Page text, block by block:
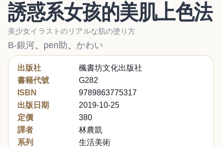
誘惑系女孩的美肌上色法
美少女イラストのリアルな肌の塗り方
B-銀河、 pen助、 かわい
出版社
楓書坊文化出版社
書籍代號
G282
ISBN
9789863775317
出版日期
2019-10-25
定價
380
譯者
林農凱
系列
生活美術